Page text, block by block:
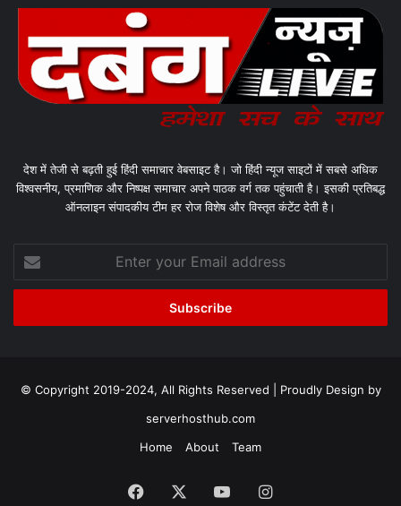
देश में तेजी से बढ़ती हुई हिंदी समाचार वेबसाइट है। जो हिंदी न्यूज साइटों में सबसे अधिक
विश्वसनीय, प्रमाणिक और निष्पक्ष समाचार अपने पाठक वर्ग तक पहुंचाती है। इसकी प्रतिबद्ध
ऑनलाइन संपादकीय टीम हर रोज विशेष और विस्तृत कंटेंट देती है।
your
Email
© Copyright 2019-2024, All Rights Reserved | Proudly Design by
serverhosthub.com
Home
About Team
Facebook YouTubeInstagram